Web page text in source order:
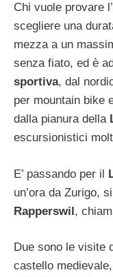
Chi vuole provare
scegliere una
mezza a un
senza fiato, ed è
sportiva, dal
per mountain bike
dalla pianura della
escursionistici
E’ passando per il
un’ora da Zurigo,
Rapperswil,
Due sono le visite
castello